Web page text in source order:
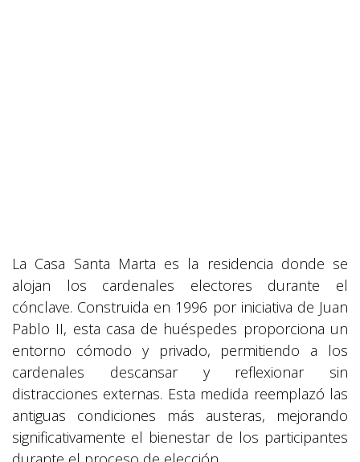
La Casa Santa Marta es la residencia donde se
alojan los cardenales electores durante el
cónclave. Construida en 1996 por iniciativa de Juan
Pablo II, esta casa de huéspedes proporciona un
entorno cómodo y privado, permitiendo a los
cardenales descansar y reflexionar sin
distracciones externas. Esta medida reemplazó las
antiguas condiciones más austeras, mejorando
significativamente el bienestar de los participantes